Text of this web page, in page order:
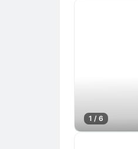
1 / 6